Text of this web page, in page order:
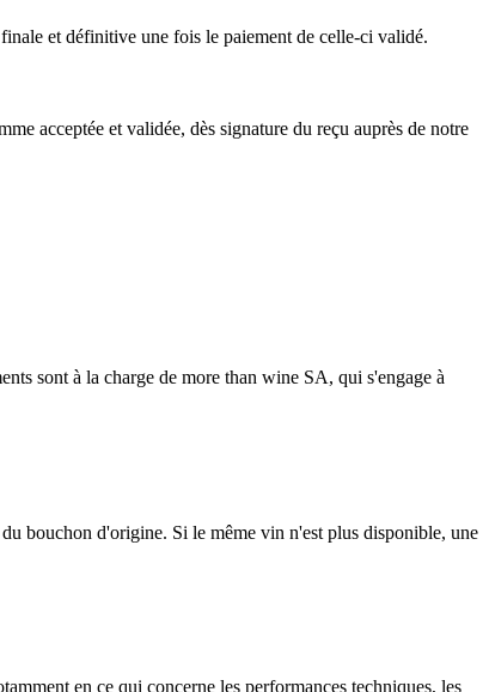
et définitive une fois le paiement de celle-ci validé.
acceptée et validée, dès signature du reçu auprès de notre
sont à la charge de more than wine SA, qui s'engage à
bouchon d'origine. Si le même vin n'est plus disponible, une
en ce qui concerne les performances techniques, les